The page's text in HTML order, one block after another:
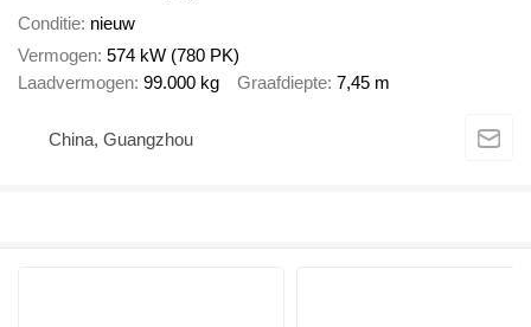
Conditie nieuw
Vermogen 574 kW (780 PK)
Laadvermogen 99.000 kg Graafdiepte 7,45 m
China, Guangzhou